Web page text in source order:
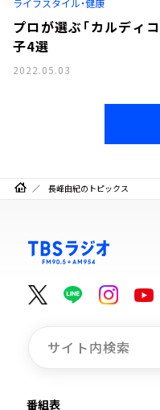
プロが選ぶ「カルディ
子4選
2022.05.03
長峰由紀のトピックス
番組表